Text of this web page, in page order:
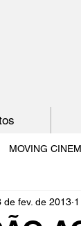
MOVING
O
de fev. de 2013